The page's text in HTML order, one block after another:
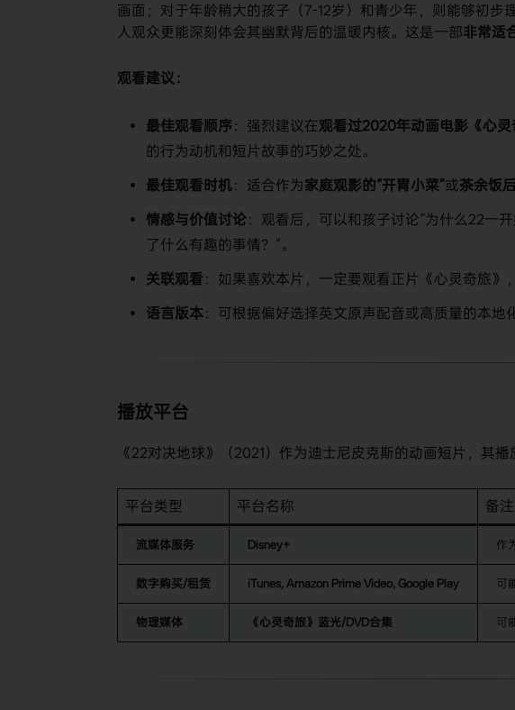
画面；对于年龄稍大的孩子（7-12岁）和青少年，则能够初
人观众更能深刻体会其幽默背后的温暖内核。这是一部​非常适
​观看建议：​
​最佳观看顺序​ ​：强烈建议在​观看过2020年动画电影《心灵
的行为动机和短片故事的巧妙之处。
​最佳观看时机​​：适合作为​​家庭观影的“开胃小菜”​​或​茶余饭
​情感与价值讨论​：观看后，可以和孩子讨论“为什么22一
了什么有趣的事情？”。
​关联观看​ ：如果喜欢本片，一定要观看正片《心灵奇旅》
​语言版本​：可根据偏好选择英文原声配音或高质量的本地
播放平台
《22对决地球》（2021）作为迪士尼皮克斯的动画短片，其播
平台类型 平台名称 备注
​流媒体服务​ ​Disney+​ 作
​数字购买/租赁​ ​iTunes, Amazon Prime Video, Google Play​ 可
​物理媒体​ ​《心灵奇旅》蓝光/DVD合集​ 可